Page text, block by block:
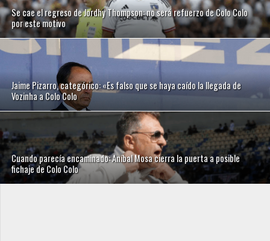
Se cae el regreso de Jordhy Thompson: no será refuerzo de Colo Colo
por este motivo
Jaime Pizarro, categórico: «Es falso que se haya caído la llegada de
Vozinha a Colo Colo
Cuando parecía encaminado: Aníbal Mosa cierra la puerta a posible
fichaje de Colo Colo